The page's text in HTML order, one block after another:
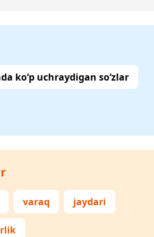
ko‘p uchraydigan so‘zlar
varaq jaydari